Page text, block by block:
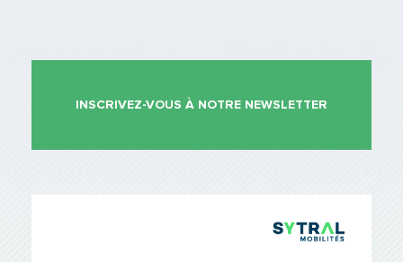
INSCRIVEZ-VOUS À NOTRE NEWSLETTER